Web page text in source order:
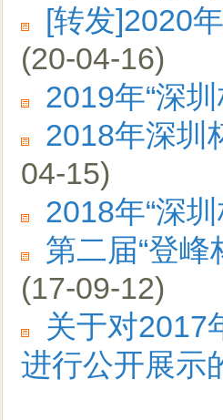
[转发]2020
(20-04-16)
2019年“深
2018年深圳
04-15)
2018年“深
第二届“登
(17-09-12)
关于对2017
进行公开展示